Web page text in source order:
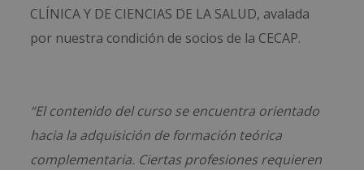
CLÍNICA Y DE CIENCIAS DE LA SALUD, avalada
por nuestra condición de socios de la CECAP.
“El contenido del curso se encuentra orientado
hacia la adquisición de formación teórica
complementaria. Ciertas profesiones requieren